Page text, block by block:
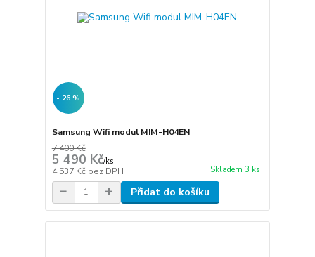
- 26 %
Samsung Wifi modul MIM-H04EN
7 400 Kč
5 490 Kč/ks
4 537 Kč bez DPH Skladem 3 ks
Přidat do košíku